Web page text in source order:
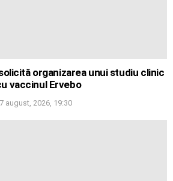
organizarea unui studiu clinic
vaccinul Ervebo
7 august, 2026, 19:30